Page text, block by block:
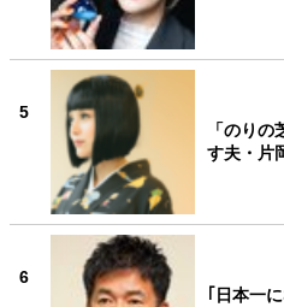
5
「のり
す夫・片
6
｢日本一